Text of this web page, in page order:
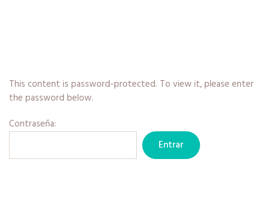
This content is password-protected. To view it, please enter
the password below.
Contraseña: